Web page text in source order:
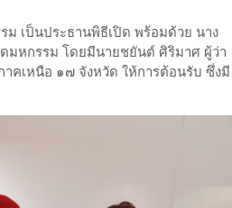
ป็นประธานพิธีเปิด พร้อมด้วย นาง
มหกรรม โดยมีนายชยันต์ ศิริมาศ ผู้ว่า
คเหนือ ๑๗ จังหวัด ให้การต้อนรับ ซึ่งมี